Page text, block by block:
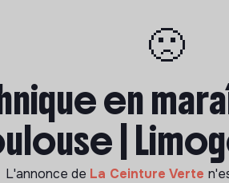
🙁
en
|
L'annonce de La Ceinture Verte